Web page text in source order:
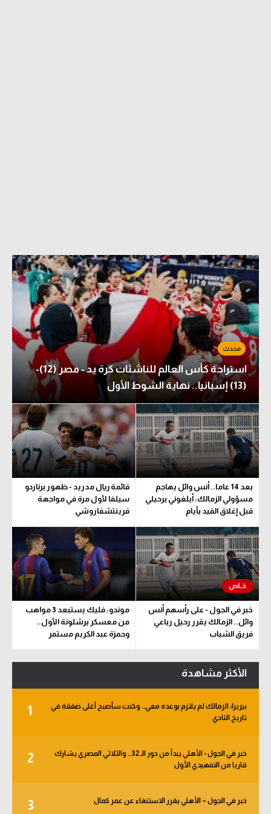
استراحة كأس العالم للناشئات كرة يد - مصر (12)-
(13) إسبانيا.. نهاية الشوط الأول
بعد 14 عاما.. أنس وائل يهاجم
مسؤولي الزمالك: أبلغوني برحيلي
قبل إغلاق القيد بأيام
قائمة ريال مدريد - ظهور برناردو
سيلفا لأول مرة في مواجهة
فرينتشفاروشي
خبر في الجول - على رأسهم أنس
وائل.. الزمالك يقرر رحيل رباعي
فريق الشباب
موندو: فليك يستبعد 3 مواهب
من معسكر برشلونة الأول..
وحمزة عبد الكريم مستمر
الأكثر مشاهدة
1
بيزيرا: الزمالك لم يلتزم بوعده معي.. وكنت سأصبح أغلى صفقة في
تاريخ النادي
2
خبر في الجول - الأهلي يبدأ من دور الـ 32.. والثلاثي المصري يشارك
قاريا من التمهيدي الأول
3 خبر في الجول – الأهلي يقرر الاستنغاء عن عمر كمال